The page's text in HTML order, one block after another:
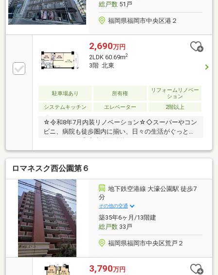
総戸数51戸
福岡県福岡市中央区港２
2,690万円
2LDK 60.69m2
3階 北東
駐車場あり 所有権
リフォームリノベー
ション
システムキッチン
エレベーター 2階以上
☆令和8年7月内装リノベーション☆◇スーパーやコン
ビニ、病院も徒歩圏内に揃い、日々の生活がぐっと豊
クインクローゼットなど収納も充実♪◇収納力と機能
性を兼ね備えた、使いやすいシステムキッチンで、お
料理の時間も楽しくなりそうですね☆◇ご見学前のご
質問や住宅ローンのご相談なども随時承っております
ので、気軽にご連絡ください♪令和8年7月内装リノベ
ーション【内訳：キッチン、浴室、洗面化粧台、トイ
レ、建具、クロス貼替、床材張替、配管更新（専有部
分）、室内クリーニング等】◆令和7年9月大規模修繕
工事実施済
ロマネスク西公園第６
地下鉄空港線 大濠公園駅 徒歩7
分
その他の交通
築35年6ヶ月/13階建
総戸数33戸
福岡県福岡市中央区荒戸２
3,790万円